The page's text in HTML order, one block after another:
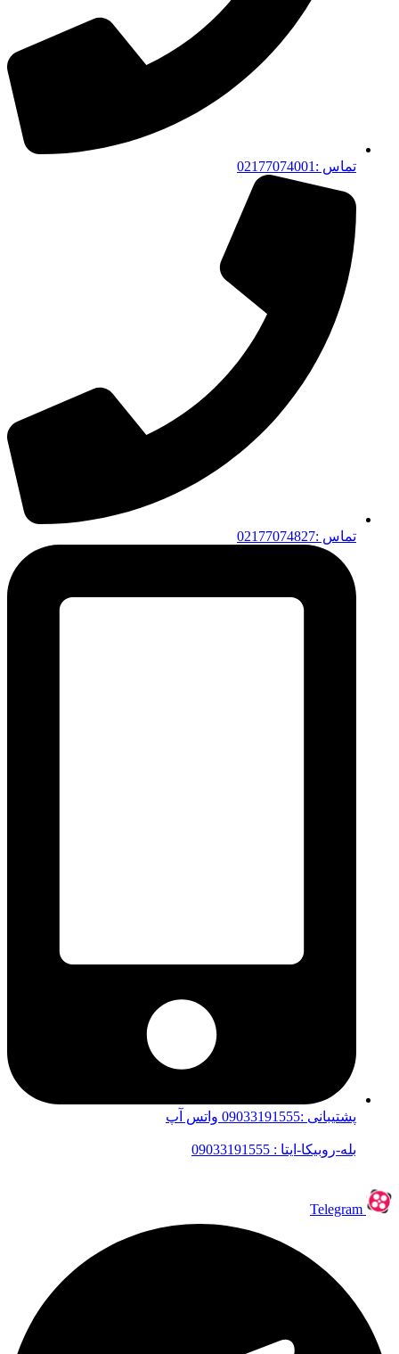
تماس :02177074001
تماس :02177074827
پشتیبانی :09033191555 واتس آپ
بله-روبیکا-ایتا : 09033191555
Telegram